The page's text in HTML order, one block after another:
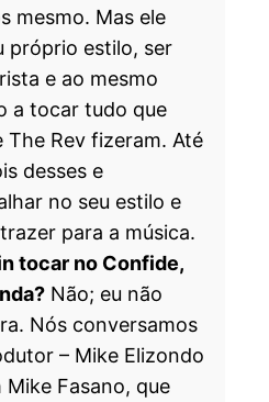
mesmo. Mas ele
próprio estilo, ser
e ao mesmo
a tocar tudo que
Rev fizeram. Até
desses e
no seu estilo e
para a música.
tocar no Confide,
Não; eu não
Nós conversamos
– Mike Elizondo
Mike Fasano, que